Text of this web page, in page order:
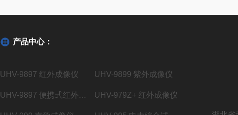
产品中心：
UHV-9897 红外成像仪 UHV-9899 紫外成像仪
UHV-9897 便携式红外成像仪 UHV-979Z+ 红外成像仪